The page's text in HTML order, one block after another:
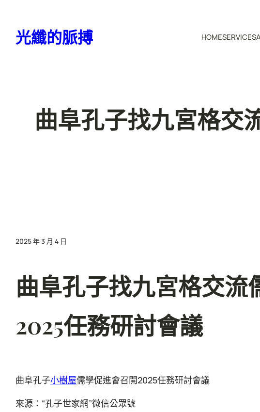
光纖的脈搏 HOMESERVICES
曲阜孔子找九宮格交
2025 年 3 月 4 日
曲阜孔子找九宮格交流
2025任務研討會議
曲阜孔子小樹屋儒學促進會召開2025任務研討會議
來源：“孔子世家網”微信公眾號